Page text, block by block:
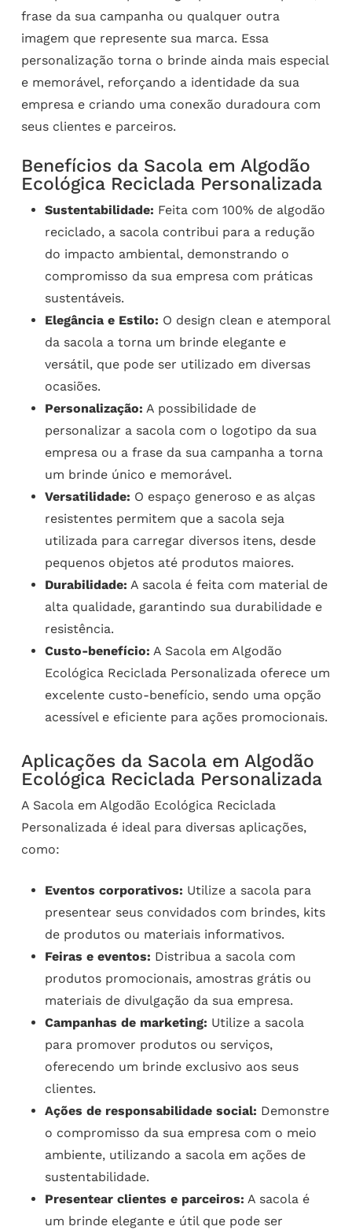
frase da sua campanha ou qualquer outra
imagem que represente sua marca. Essa
personalização torna o brinde ainda mais especial
e memorável, reforçando a identidade da sua
empresa e criando uma conexão duradoura com
seus clientes e parceiros.
Benefícios da Sacola em Algodão
Ecológica Reciclada Personalizada
Sustentabilidade: Feita com 100% de algodão
reciclado, a sacola contribui para a redução
do impacto ambiental, demonstrando o
compromisso da sua empresa com práticas
sustentáveis.
Elegância e Estilo: O design clean e atemporal
da sacola a torna um brinde elegante e
versátil, que pode ser utilizado em diversas
ocasiões.
Personalização: A possibilidade de
personalizar a sacola com o logotipo da sua
empresa ou a frase da sua campanha a torna
um brinde único e memorável.
Versatilidade: O espaço generoso e as alças
resistentes permitem que a sacola seja
utilizada para carregar diversos itens, desde
pequenos objetos até produtos maiores.
Durabilidade: A sacola é feita com material de
alta qualidade, garantindo sua durabilidade e
resistência.
Custo-benefício: A Sacola em Algodão
Ecológica Reciclada Personalizada oferece um
excelente custo-benefício, sendo uma opção
acessível e eficiente para ações promocionais.
Aplicações da Sacola em Algodão
Ecológica Reciclada Personalizada
A Sacola em Algodão Ecológica Reciclada
Personalizada é ideal para diversas aplicações,
como:
Eventos corporativos: Utilize a sacola para
presentear seus convidados com brindes, kits
de produtos ou materiais informativos.
Feiras e eventos: Distribua a sacola com
produtos promocionais, amostras grátis ou
materiais de divulgação da sua empresa.
Campanhas de marketing: Utilize a sacola
para promover produtos ou serviços,
oferecendo um brinde exclusivo aos seus
clientes.
Ações de responsabilidade social: Demonstre
o compromisso da sua empresa com o meio
ambiente, utilizando a sacola em ações de
sustentabilidade.
Presentear clientes e parceiros: A sacola é
um brinde elegante e útil que pode ser